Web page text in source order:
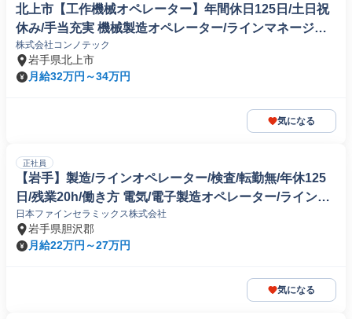
北上市【工作機械オペレーター】年間休日125日/土日祝
休み/手当充実 機械製造オペレーター/ラインマネージャ
ー
株式会社コンノテック
岩手県北上市
月給32万円～34万円
気になる
正社員
【岩手】製造/ラインオペレーター/検査/転勤無/年休125
日/残業20h/働き方 電気/電子製造オペレーター/ラインマ
ネージャー
日本ファインセラミックス株式会社
岩手県胆沢郡
月給22万円～27万円
気になる